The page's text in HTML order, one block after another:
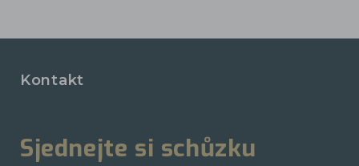
Kontakt
Sjednejte si schůzku